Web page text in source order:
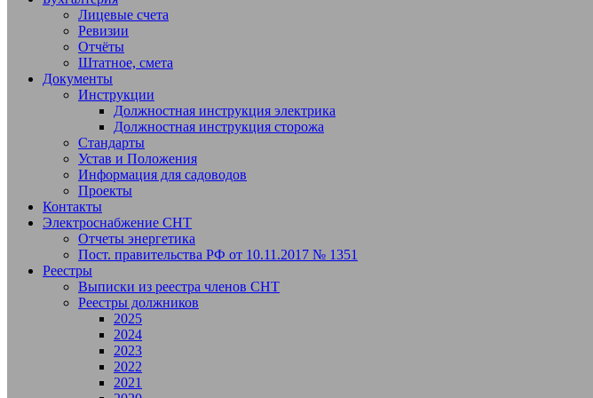
Лицевые счета
Ревизии
Отчёты
Штатное, смета
Документы
Инструкции
Должностная инструкция электрика
Должностная инструкция сторожа
Стандарты
Устав и Положения
Информация для садоводов
Проекты
Контакты
Электроснабжение СНТ
Отчеты энергетика
Пост. правительства РФ от 10.11.2017 № 1351
Реестры
Выписки из реестра членов СНТ
Реестры должников
2025
2024
2023
2022
2021